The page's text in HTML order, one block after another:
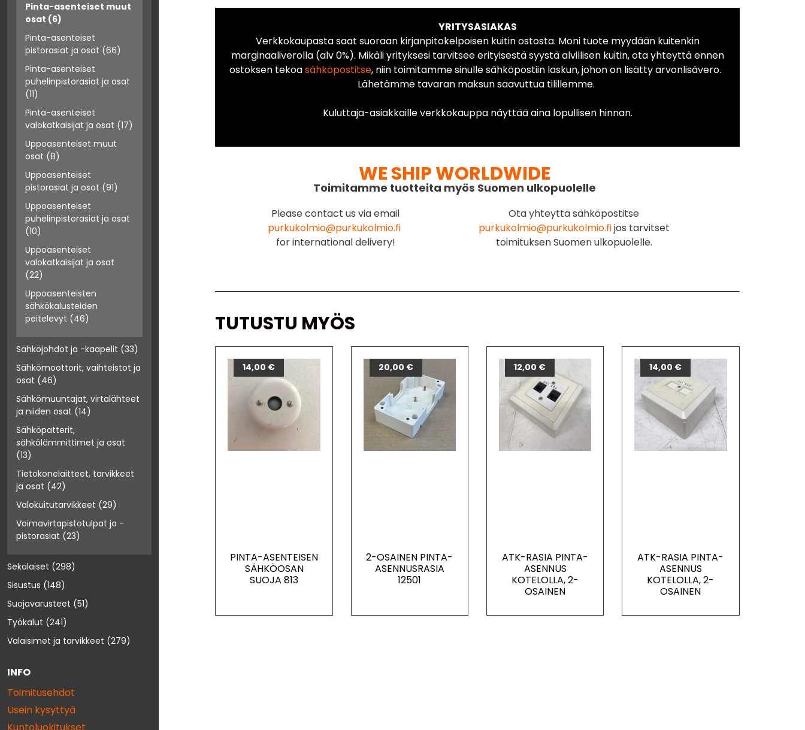
Pinta-asenteiset muut
osat (6)
Pinta-asenteiset
pistorasiat ja osat (66)
Pinta-asenteiset
puhelinpistorasiat ja osat
(11)
Pinta-asenteiset
valokatkaisijat ja osat (17)
Uppoasenteiset muut
osat (8)
Uppoasenteiset
pistorasiat ja osat (91)
Uppoasenteiset
puhelinpistorasiat ja osat
(10)
Uppoasenteiset
valokatkaisijat ja osat
(22)
Uppoasenteisten
sähkökalusteiden
peitelevyt (46)
Sähköjohdot ja -kaapelit (33)
Sähkömoottorit, vaihteistot ja
osat (46)
Sähkömuuntajat, virtalähteet
ja niiden osat (14)
Sähköpatterit,
sähkölämmittimet ja osat
(13)
Tietokonelaitteet, tarvikkeet
ja osat (42)
Valokuitutarvikkeet (29)
Voimavirtapistotulpat ja -
pistorasiat (23)
Sekalaiset (298)
Sisustus (148)
Suojavarusteet (51)
Työkalut (241)
Valaisimet ja tarvikkeet (279)
INFO
Toimitusehdot
Usein kysyttyä
YRITYSASIAKAS
Verkkokaupasta saat suoraan kirjanpitokelpoisen kuitin ostosta. Moni tuote myydään kuitenkin
marginaaliverolla (alv 0%). Mikäli yrityksesi tarvitsee erityisestä syystä alvillisen kuitin, ota yhteyttä ennen
ostoksen tekoasähköpostitse, niin toimitamme sinulle sähköpostiin laskun, johon on lisätty arvonlisävero.
Lähetämme tavaran maksun saavuttua tilillemme.
Kuluttaja-asiakkaille verkkokauppa näyttää aina lopullisen hinnan.
WE SHIP WORLDWIDE
Toimitamme tuotteita myös Suomen ulkopuolelle
Please contact us via email
purkukolmio@purkukolmio.fi
for international delivery!
Ota yhteyttä sähköpostitse
purkukolmio@purkukolmio.fijos tarvitset
toimituksen Suomen ulkopuolelle.
TUTUSTU MYÖS
PINTA-ASENTEISEN
SÄHKÖOSAN
SUOJA 813
14,00 €
2-OSAINEN PINTA-
ASENNUSRASIA
12501
20,00 €
ATK-RASIA PINTA-
ASENNUS
KOTELOLLA, 2-
OSAINEN
12,00 €
ATK-RASIA PINTA-
ASENNUS
KOTELOLLA, 2-
OSAINEN
14,00 €